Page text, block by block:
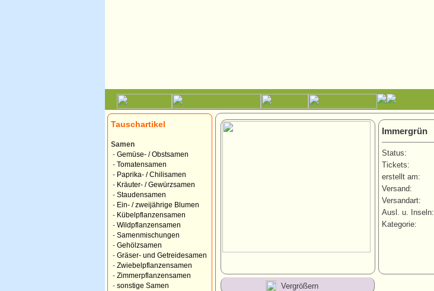
Tauschartikel
Samen
- Gemüse- / Obstsamen
- Tomatensamen
- Paprika- / Chilisamen
- Kräuter- / Gewürzsamen
- Staudensamen
- Ein- / zweijährige Blumen
- Kübelpflanzensamen
- Wildpflanzensamen
- Samenmischungen
- Gehölzsamen
- Gräser- und Getreidesamen
- Zwiebelpflanzensamen
- Zimmerpflanzensamen
- sonstige Samen
Immergrün
Status:
Tickets:
erstellt am:
Versand:
Versandart:
Ausl. u. Inseln:
Kategorie:
Vergrößern